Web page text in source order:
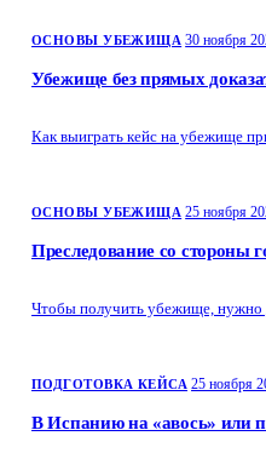
ОСНОВЫ УБЕЖИЩА 30 ноября
Убежище без прямых
Как выиграть кейс на убежище
ОСНОВЫ УБЕЖИЩА 25 ноября
Преследование со стороны
Чтобы получить убежище, нужно
ПОДГОТОВКА КЕЙСА 25 ноября
В Испанию на «авось» или